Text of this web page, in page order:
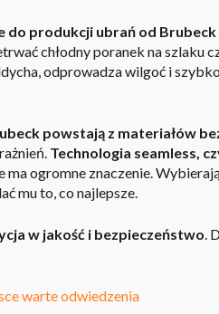
produkcji ubrań od
chłodny poranek na
odprowadza wilgoć i
powstają z materiałów
Technologia seamless,
ma ogromne znaczenie.
mu to, co najlepsze.
w jakość i bezpieczeństwo
warte odwiedzenia